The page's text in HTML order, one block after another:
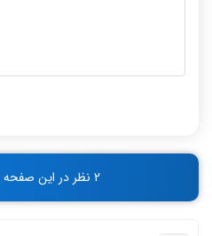
-
2 نظر در این صفحه ثبت شده است